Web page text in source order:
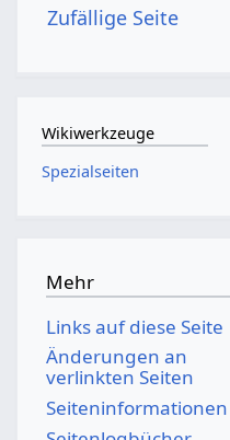
Zufällige Seite
Wikiwerkzeuge
Spezialseiten
Mehr
Links auf diese Seite
Änderungen an
verlinkten Seiten
Seiten­­informationen